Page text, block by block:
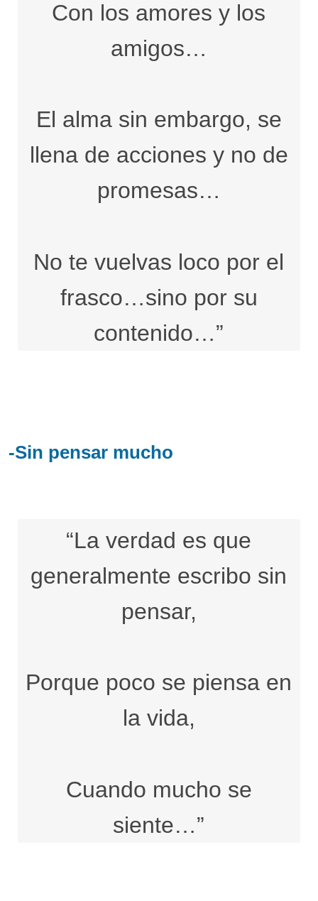
Con los amores y los
amigos…
El alma sin embargo, se
llena de acciones y no de
promesas…
No te vuelvas loco por el
frasco…sino por su
contenido…”
-Sin pensar mucho
“La verdad es que
generalmente escribo sin
pensar,
Porque poco se piensa en
la vida,
Cuando mucho se
siente…”